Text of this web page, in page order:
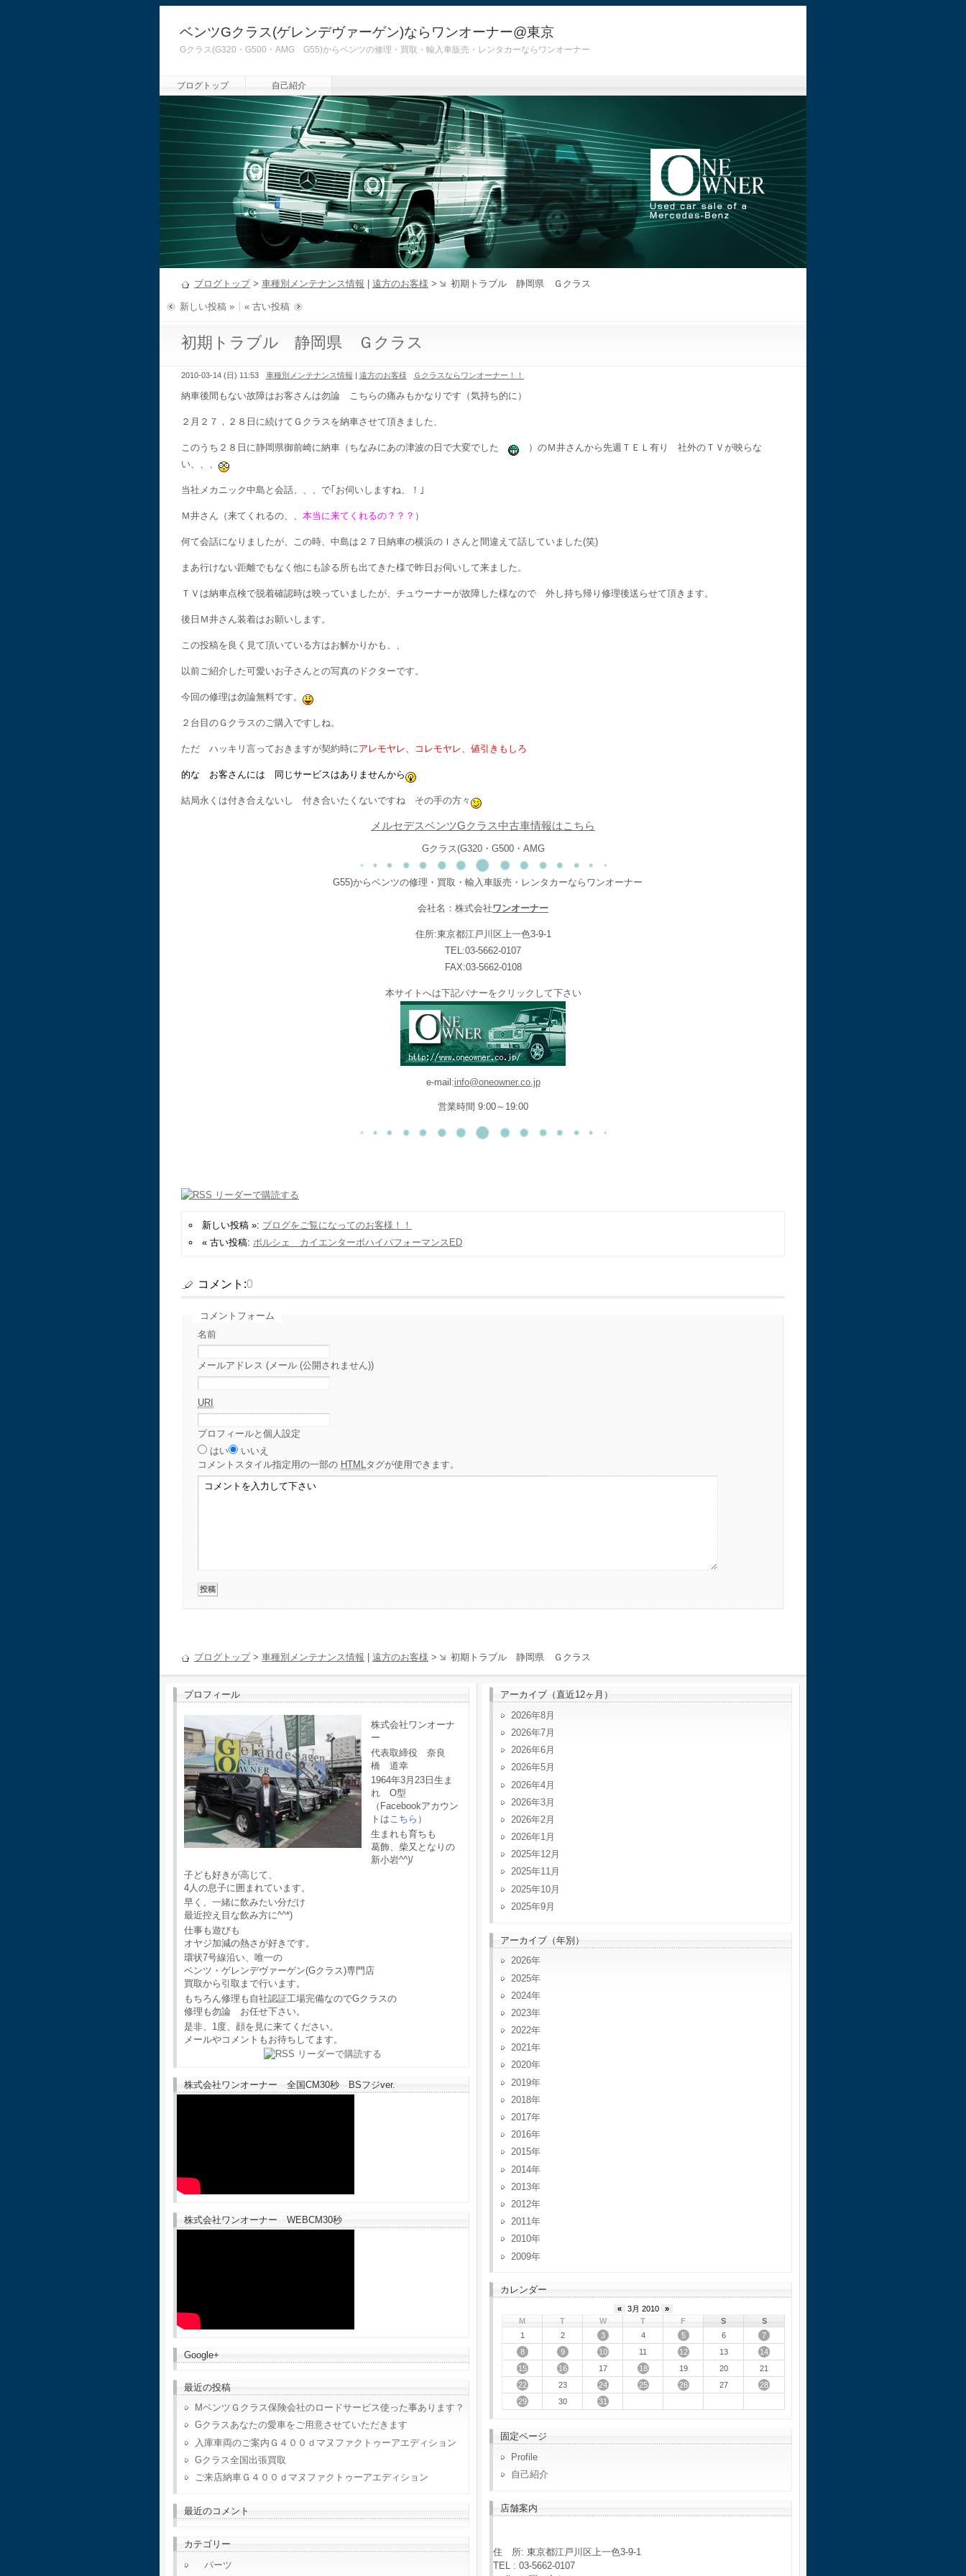
ベンツGクラス(ゲレンデヴァーゲン)ならワンオーナー@東京
Gクラス(G320・G500・AMG G55)からベンツの修理・買取・輸入車販売・レンタカーならワンオーナー
ブログトップ 自己紹介
ブログトップ> 車種別メンテナンス情報 遠方のお客様 > 初期トラブル 静岡県 Ｇクラス
新しい投稿 » « 古い投稿
初期トラブル 静岡県 Ｇクラス
2010-03-14 (日) 11:53 車種別メンテナンス情報 | 遠方のお客様 Ｇクラスならワンオーナー！！
納車後間もない故障はお客さんは勿論 こちらの痛みもかなりです（気持ち的に）
２月２７，２８日に続けてＧクラスを納車させて頂きました、
このうち２８日に静岡県御前崎に納車（ちなみにあの津波の日で大変でした
）のＭ井さんから先週ＴＥＬ有り 社外のＴＶが映らな
い、、、
当社メカニック中島と会話、、、で｢お伺いしますね、！｣
Ｍ井さん（来てくれるの、、 本当に来てくれるの？？？ ）
何て会話になりましたが、この時、中島は２７日納車の横浜のＩさんと間違えて話していました(笑)
まあ行けない距離でもなく他にも診る所も出てきた様で昨日お伺いして来ました。
ＴＶは納車点検で脱着確認時は映っていましたが、チュウーナーが故障した様なので 外し持ち帰り修理後送らせて頂きます。
後日Ｍ井さん装着はお願いします。
この投稿を良く見て頂いている方はお解かりかも、、
以前ご紹介した可愛いお子さんとの写真のドクターです。
今回の修理は勿論無料です。
２台目のＧクラスのご購入ですしね。
ただ ハッキリ言っておきますが契約時にアレモヤレ、コレモヤレ、値引きもしろ
的な お客さんには 同じサービスはありませんから
結局永くは付き合えないし 付き合いたくないですね その手の方々
メルセデスベンツGクラス中古車情報はこちら
Gクラス(G320・G500・AMG
G55)からベンツの修理・買取・輸入車販売・レンタカーならワンオーナー
会社名：株式会社ワンオーナー
住所:東京都江戸川区上一色3-9-1
TEL:03-5662-0107
FAX:03-5662-0108
本サイトへは下記バナーをクリックして下さい
e-mail:info@oneowner.co.jp
営業時間 9:00～19:00
新しい投稿 »: ブログをご覧になってのお客様！！
« 古い投稿: ポルシェ カイエンターボハイパフォーマンスED
コメント:0
コメントフォーム
名前
メールアドレス (メール (公開されません))
URI
プロフィールと個人設定
はい
いいえ
コメント スタイル指定用の一部の HTMLタグが使用できます。
ブログトップ> 車種別メンテナンス情報 遠方のお客様 > 初期トラブル 静岡県 Ｇクラス
プロフィール
株式会社ワンオーナ
ー
代表取締役 奈良
橋 道幸
1964年3月23日生ま
れ O型
（Facebookアカウン
トはこちら ）
生まれも育ちも
葛飾、柴又となりの
新小岩^^)/
子ども好きが高じて、
4人の息子に囲まれています。
早く、一緒に飲みたい分だけ
最近控え目な飲み方に^^*)
仕事も遊びも
オヤジ加減の熱さが好きです。
環状7号線沿い、唯一の
ベンツ・ゲレンデヴァーゲン(Gクラス)専門店
買取から引取まで行います。
もちろん修理も自社認証工場完備なのでGクラスの
修理も勿論 お任せ下さい。
是非、1度、顔を見に来てください。
メールやコメントもお待ちしてます。
株式会社ワンオーナー 全国CM30秒 BSフジver.
株式会社ワンオーナー WEBCM30秒
Google+
最近の投稿
MベンツＧクラス保険会社のロードサービス使った事あります？
Gクラスあなたの愛車をご用意させていただきます
入庫車両のご案内Ｇ４００ｄマヌファクトゥーアエディション
Gクラス全国出張買取
ご来店納車Ｇ４００ｄマヌファクトゥーアエディション
最近のコメント
カテゴリー
パーツ
アーカイブ（直近12ヶ月）
2026年8月
2026年7月
2026年6月
2026年5月
2026年4月
2026年3月
2026年2月
2026年1月
2025年12月
2025年11月
2025年10月
2025年9月
アーカイブ（年別）
2026
2025
2024
2023
2022
2021
2020
2019
2018
2017
2016
2015
2014
2013
2012
2011
2010
2009
カレンダー
« 3月 2010
»
M
T W T F S
S
1
2 3 4 5 6
7
8
9 10 11 12 13
14
15
16 17 18 19 20
21
22
23 24 25 26 27
28
29
30 31
固定ページ
Profile
自己紹介
店舗案内
住 所: 東京都江戸川区上一色3-9-1
TEL : 03-5662-0107